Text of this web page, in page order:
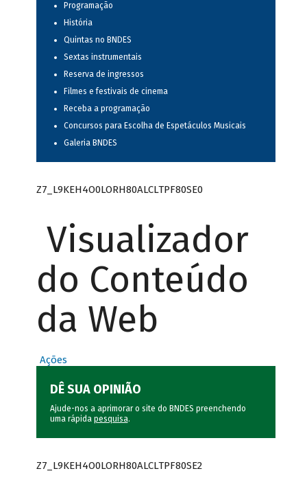
Programação
História
Quintas no BNDES
Sextas instrumentais
Reserva de ingressos
Filmes e festivais de cinema
Receba a programação
Concursos para Escolha de Espetáculos Musicais
Galeria BNDES
Z7_L9KEH4O0LORH80ALCLTPF80SE0
Visualizador
do Conteúdo
da Web
Ações
DÊ SUA OPINIÃO
Ajude-nos a aprimorar o site do BNDES preenchendo
uma rápida pesquisa.
Z7_L9KEH4O0LORH80ALCLTPF80SE2